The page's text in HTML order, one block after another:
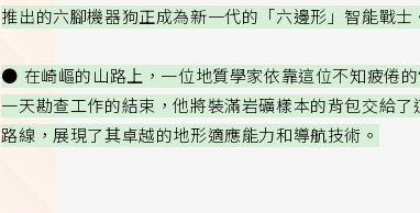
推出的六腳機器狗正成為新一代的「六邊形」智能戰士
● 在崎嶇的山路上，一位地質學家依靠這位不知疲倦
一天勘查工作的結束，他將裝滿岩礦樣本的背包交給
路線，展現了其卓越的地形適應能力和導航技術。